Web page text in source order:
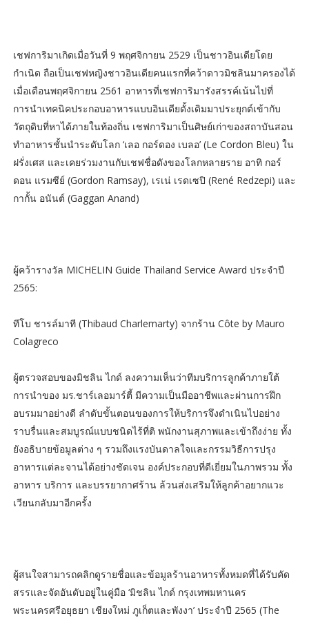
เชฟการิมาเกิดเมื่อวันที่ 9 พฤศจิกายน 2529 เป็นชาวอินเดียโดย
กำเนิด ถือเป็นเชฟหญิงชาวอินเดียคนแรกที่คว้าดาวมิชลินมาครองได้
เมื่อเดือนพฤศจิกายน 2561 อาหารที่เชฟการิมารังสรรค์เน้นไปที่
การนำเทคนิคประกอบอาหารแบบอินเดียดั้งเดิมมาประยุกต์เข้ากับ
วัตถุดิบที่หาได้ภายในท้องถิ่น เชฟการิมาเป็นศิษย์เก่าของสถาบันสอน
ทำอาหารชั้นนำระดับโลก ‘เลอ กอร์ดอง เบลอ’ (Le Cordon Bleu) ใน
ฝรั่งเศส และเคยร่วมงานกับเชฟชื่อดังของโลกหลายราย อาทิ กอร์
ดอน แรมซีย์ (Gordon Ramsay), เรเน่ เรดเซปิ (René Redzepi) และ
กากั้น อนันต์ (Gaggan Anand)
ผู้คว้ารางวัล MICHELIN Guide Thailand Service Award ประจำปี
2565:
ทีโบ ชารล์มาที (Thibaud Charlemarty) จากร้าน Côte by Mauro
Colagreco
ผู้ตรวจสอบของมิชลิน ไกด์ ลงความเห็นว่าทีมบริการลูกค้าภายใต้
การนำของ มร.ชาร์เลอมาร์ตี้ มีความเป็นมืออาชีพและผ่านการฝึก
อบรมมาอย่างดี ลำดับขั้นตอนของการให้บริการจึงดำเนินไปอย่าง
ราบรื่นและสมบูรณ์แบบชนิดไร้ที่ติ พนักงานสุภาพและเข้าถึงง่าย ทั้ง
ยังอธิบายข้อมูลต่าง ๆ รวมถึงแรงบันดาลใจและกรรมวิธีการปรุง
อาหารแต่ละจานได้อย่างชัดเจน องค์ประกอบที่ดีเยี่ยมในภาพรวม ทั้ง
อาหาร บริการ และบรรยากาศร้าน ล้วนส่งเสริมให้ลูกค้าอยากแวะ
เวียนกลับมาอีกครั้ง
ผู้สนใจสามารถคลิกดูรายชื่อและข้อมูลร้านอาหารทั้งหมดที่ได้รับคัด
สรรและจัดอันดับอยู่ในคู่มือ ‘มิชลิน ไกด์ กรุงเทพมหานคร
พระนครศรีอยุธยา เชียงใหม่ ภูเก็ตและพังงา’ ประจำปี 2565 (The